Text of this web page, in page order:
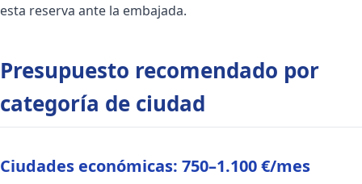
esta reserva ante la embajada.
Presupuesto recomendado por
categoría de ciudad
Ciudades económicas: 750–1.100 €/mes